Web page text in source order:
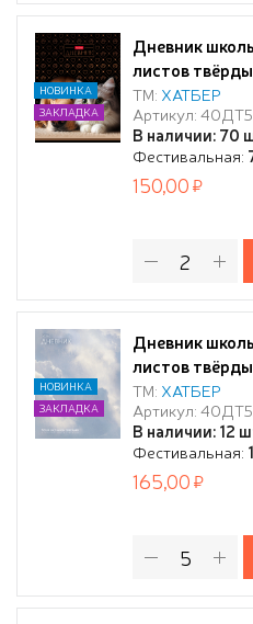
Дневник
листов
истории" А5ф
ламин.
ТМ: ХАТБЕР
Артикул:
В наличии: 70
Фестивальная:
НОВИНКА
ЗАКЛАДКА
150,00
Дневник
листов
запечат.
и тиснение
ТМ: ХАТБЕР
Артикул:
В наличии: 12
Фестивальная:
НОВИНКА
ЗАКЛАДКА
165,00